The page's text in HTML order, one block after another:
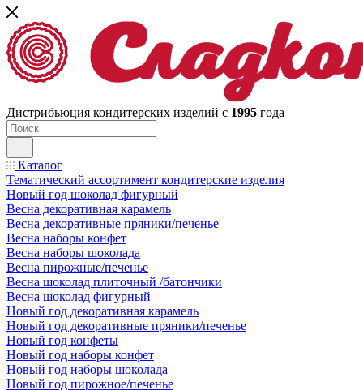
Дистрибьюция кондитерских изделий с 1995 года
Каталог
Тематический ассортимент кондитерские изделия
Новый год шоколад фигурный
Весна декоративная карамель
Весна декоративные пряники/печенье
Весна наборы конфет
Весна наборы шоколада
Весна пирожные/печенье
Весна шоколад плиточный /батончики
Весна шоколад фигурный
Новый год декоративная карамель
Новый год декоративные пряники/печенье
Новый год конфеты
Новый год наборы конфет
Новый год наборы шоколада
Новый год пирожное/печенье